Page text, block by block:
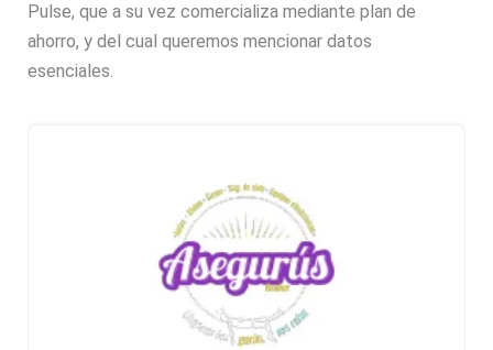
Pulse, que a su vez comercializa mediante plan de
ahorro, y del cual queremos mencionar datos
esenciales.